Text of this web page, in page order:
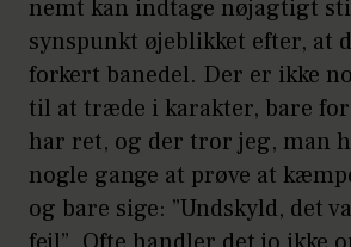
nemt kan indtage nøjagtigt
synspunkt øjeblikket efter, at
forkert banedel. Der er ikke
til at træde i karakter, bare
har ret, og der tror jeg, man
nogle gange at prøve at
og bare sige: ”Undskyld, det